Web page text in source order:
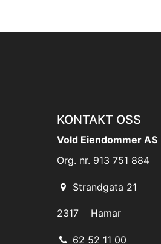
KONTAKT OSS
Vold Eiendommer AS
Org. nr. 913 751 884
Strandgata 21
2317 Hamar
62 52 11 00